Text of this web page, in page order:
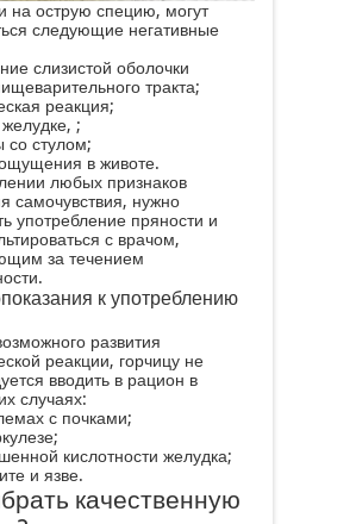
на острую специю, могут
следующие негативные
слизистой оболочки
тракта;
реакция;
;
со стулом;
в животе.
любых признаков
самочувствия, нужно
употребление пряности и
с врачом,
за течением
к употреблению
развития
реакции, горчицу не
вводить в рацион в
случаях:
с почками;
кислотности желудка;
и язве.
качественную